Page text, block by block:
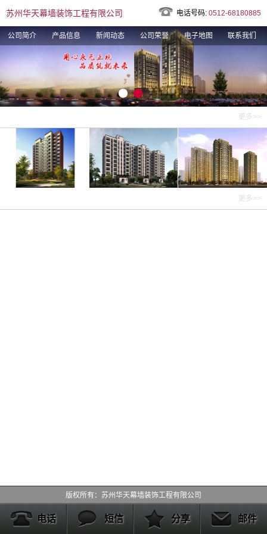
苏州华天幕墙装饰工程有限公司 电话号码: 0512-68180885
公司简介 产品信息 新闻动态 公司荣誉 电子地图 联系我们
更多>>
更多>>
版权所有：苏州华天幕墙装饰工程有限公司
电话 短信 分享 邮件